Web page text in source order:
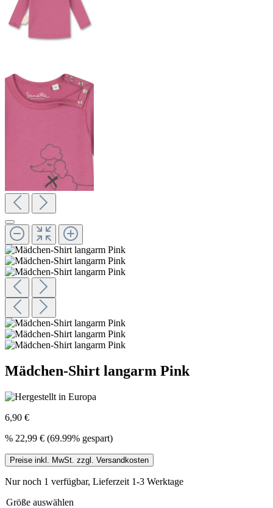
Mädchen-Shirt langarm Pink
6,90 €
% 22,99 € (69.99% gespart)
Preise inkl. MwSt. zzgl. Versandkosten
Nur noch 1 verfügbar, Lieferzeit 1-3 Werktage
Größe auswählen